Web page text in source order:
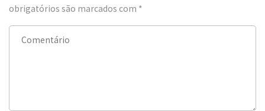
obrigatórios são marcados com *